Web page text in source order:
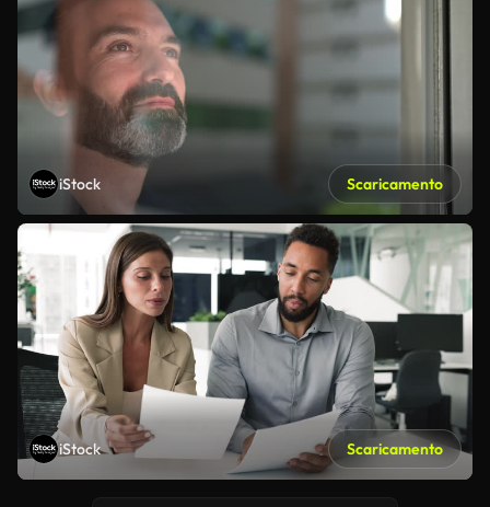
iStock Scaricamento
iStock Scaricamento